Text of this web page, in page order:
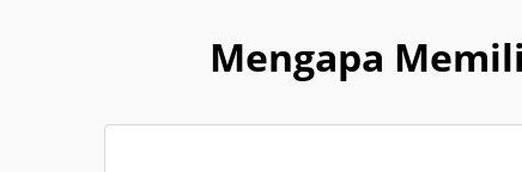
Mengapa